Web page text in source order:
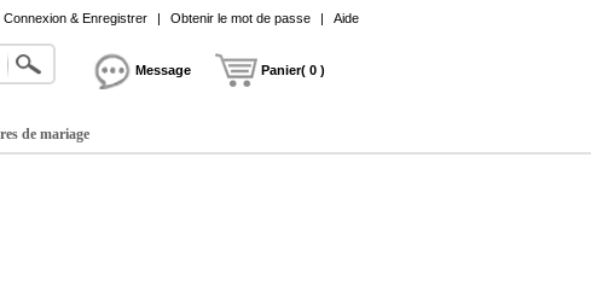
Connexion & Enregistrer | Obtenir le mot de passe | Aide
Message Panier( 0 )
de mariage